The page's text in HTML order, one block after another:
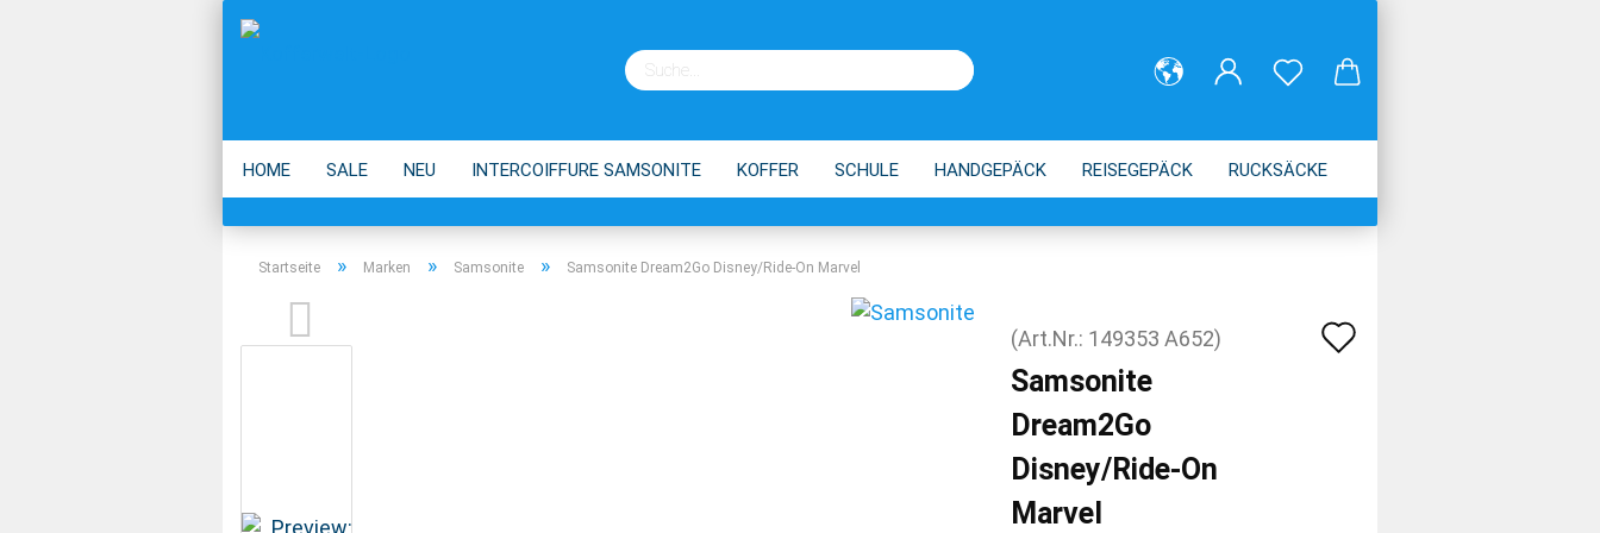
HOME SALE NEU INTERCOIFFURE SAMSONITE KOFFER SCHULE HANDGEPÄCK REISEGEPÄCK RUCKSÄCKE
ECO ACCESSOIRES MARKEN EINKAUFSTROLLEY TIPPS
Startseite » Marken » Samsonite » Samsonite Dream2Go Disney/Ride-On Marvel
(Art.Nr.: 149353 A652)
Samsonite
Dream2Go
Disney/Ride-On
Marvel